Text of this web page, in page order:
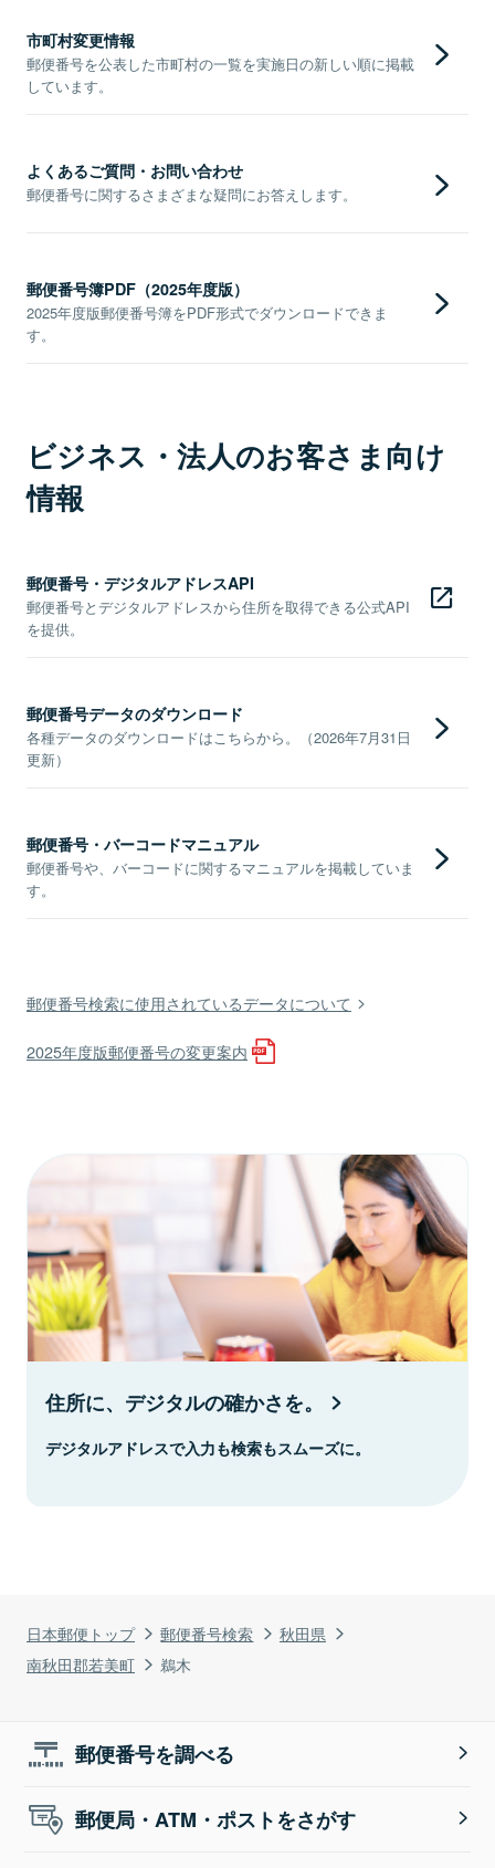
日本郵便トップ 郵便番号検索
秋田県
南秋田郡若美町
鵜木
市町村変更情報
郵便番号を公表した市町村の一覧を実施日の新しい順に掲載
しています。
よくあるご質問・お問い合わせ
郵便番号に関するさまざまな疑問にお答えします。
郵便番号簿PDF（2025年度版）
2025年度版郵便番号簿をPDF形式でダウンロードできま
す。
ビジネス・法人のお客さま向け
情報
郵便番号・デジタルアドレスAPI
郵便番号とデジタルアドレスから住所を取得できる公式API
を提供。
郵便番号データのダウンロード
各種データのダウンロードはこちらから。（2026年7月31日
更新）
郵便番号・バーコードマニュアル
郵便番号や、バーコードに関するマニュアルを掲載していま
す。
郵便番号検索に使用されているデータについて
2025年度版郵便番号の変更案内
住所に、デジタルの確かさを。
デジタルアドレスで入力も検索もスムーズに。
郵便番号を調べる
郵便局・ATM・ポストをさがす